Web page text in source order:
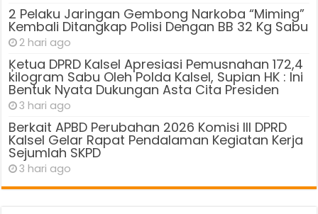
2 Pelaku Jaringan Gembong Narkoba “Miming”
Kembali Ditangkap Polisi Dengan BB 32 Kg Sabu
2 hari ago
Ķetua DPRD Kalsel Apresiasi Pemusnahan 172,4
kilogram Sabu Oleh Polda Kalsel, Supian HK : Ini
Bentuk Nyata Dukungan Asta Cita Presiden
3 hari ago
Berkait APBD Perubahan 2026 Komisi III DPRD
Kalsel Gelar Rapat Pendalaman Kegiatan Kerja
Sejumlah SKPD
3 hari ago